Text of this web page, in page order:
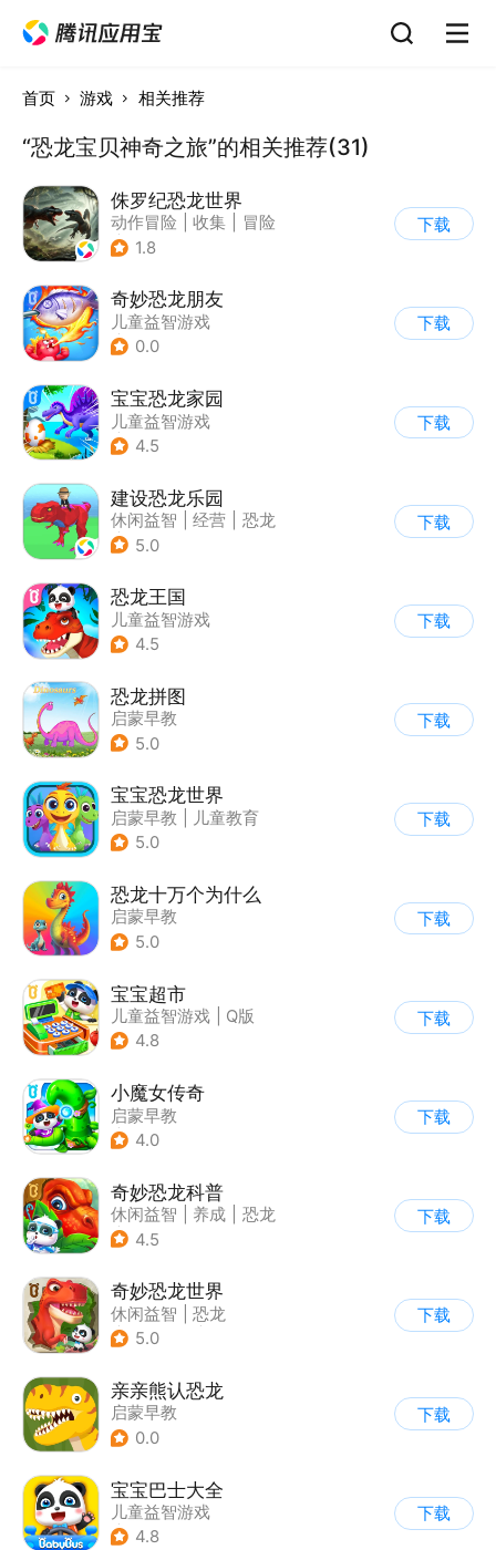
首页 游戏 相关推荐
“恐龙宝贝神奇之旅”的相关推荐(31)
侏罗纪恐龙世界
动作冒险 收集
冒险
| 写实
1.8
下载
奇妙恐龙朋友
儿童益智游戏
| 启蒙早教
0.0
下载
宝宝恐龙家园
儿童益智游戏
| 启蒙早教
4.5
下载
建设恐龙乐园
休闲益智 经营
恐龙
| 卡通
5.0
下载
恐龙王国
儿童益智游戏
4.5
下载
恐龙拼图
启蒙早教
5.0
下载
宝宝恐龙世界
启蒙早教
儿童教育
5.0
下载
恐龙十万个为什么
启蒙早教
5.0
下载
宝宝超市
儿童益智游戏
Q版
4.8
下载
小魔女传奇
启蒙早教
| 儿童益智游戏
4.0
下载
奇妙恐龙科普
休闲益智 养成
恐龙
| 宝宝巴士
4.5
下载
奇妙恐龙世界
休闲益智
恐龙
| 宝宝巴士
5.0
下载
亲亲熊认恐龙
启蒙早教
0.0
下载
宝宝巴士大全
儿童益智游戏
| 启蒙早教
4.8
下载